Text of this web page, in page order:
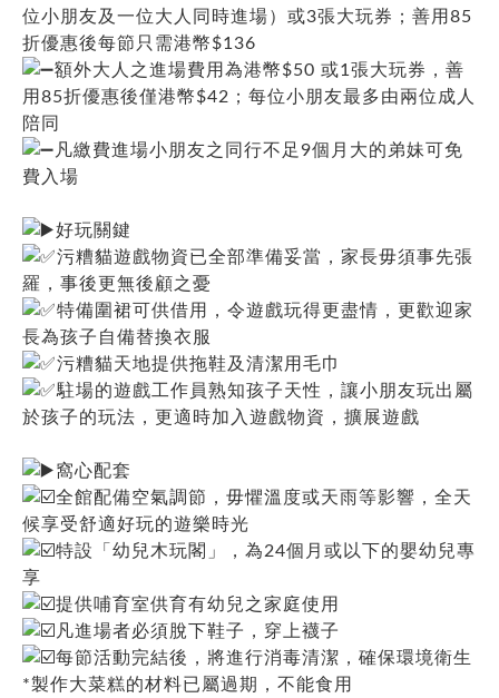
位小朋友及一位大人同時進場）或3張大玩券；善用85
折優惠後每節只需港幣$136
額外大人之進場費用為港幣$50 或1張大玩券，善
用85折優惠後僅港幣$42；每位小朋友最多由兩位成人
陪同
凡繳費進場小朋友之同行不足9個月大的弟妹可免
費入場
好玩關鍵
污糟貓遊戲物資已全部準備妥當，家長毋須事先張
羅，事後更無後顧之憂
特備圍裙可供借用，令遊戲玩得更盡情，更歡迎家
長為孩子自備替換衣服
污糟貓天地提供拖鞋及清潔用毛巾
駐場的遊戲工作員熟知孩子天性，讓小朋友玩出屬
於孩子的玩法，更適時加入遊戲物資，擴展遊戲
窩心配套
全館配備空氣調節，毋懼溫度或天雨等影響，全天
候享受舒適好玩的遊樂時光
特設「幼兒木玩閣」，為24個月或以下的嬰幼兒專
享
提供哺育室供育有幼兒之家庭使用
凡進場者必須脫下鞋子，穿上襪子
每節活動完結後，將進行消毒清潔，確保環境衛生
*製作大菜糕的材料已屬過期，不能食用